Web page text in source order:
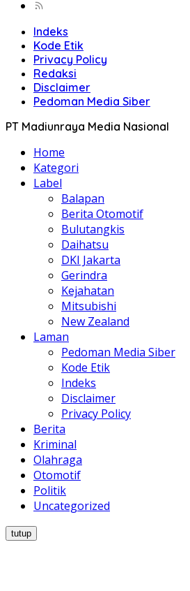
Indeks
Kode Etik
Privacy Policy
Redaksi
Disclaimer
Pedoman Media Siber
PT Madiunraya Media Nasional
Home
Kategori
Label
Balapan
Berita Otomotif
Bulutangkis
Daihatsu
DKI Jakarta
Gerindra
Kejahatan
Mitsubishi
New Zealand
Laman
Pedoman Media Siber
Kode Etik
Indeks
Disclaimer
Privacy Policy
Berita
Kriminal
Olahraga
Otomotif
Politik
Uncategorized
tutup